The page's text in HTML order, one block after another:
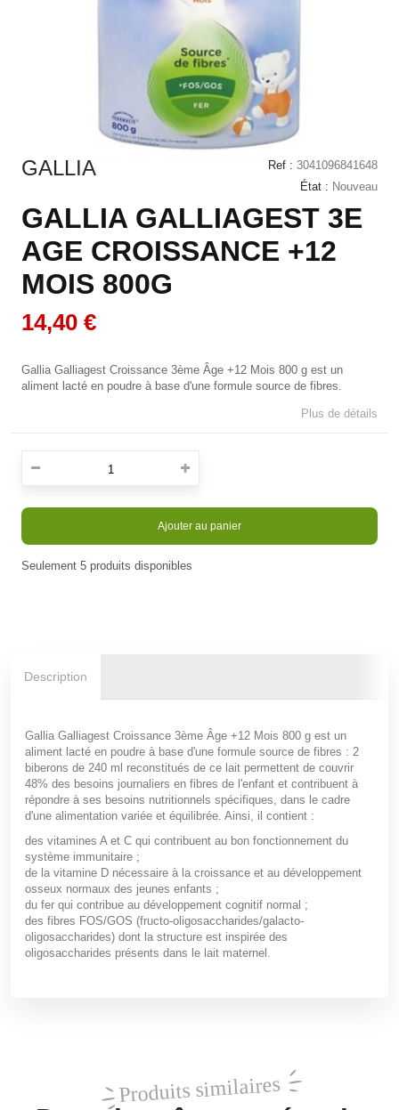
GALLIA Ref : 3041096841648
État : Nouveau
GALLIA GALLIAGEST 3E
AGE CROISSANCE +12
MOIS 800G
14,40 €
Gallia Galliagest Croissance 3ème Âge +12 Mois 800 g est un
aliment lacté en poudre à base d'une formule source de fibres.
Plus de détails
Ajouter au panier
Seulement 5 produits disponibles
Description
Gallia Galliagest Croissance 3ème Âge +12 Mois 800 g est un
aliment lacté en poudre à base d'une formule source de fibres : 2
biberons de 240 ml reconstitués de ce lait permettent de couvrir
48% des besoins journaliers en fibres de l'enfant et contribuent à
répondre à ses besoins nutritionnels spécifiques, dans le cadre
d'une alimentation variée et équilibrée. Ainsi, il contient :
des vitamines A et C qui contribuent au bon fonctionnement du
système immunitaire ;
de la vitamine D nécessaire à la croissance et au développement
osseux normaux des jeunes enfants ;
du fer qui contribue au développement cognitif normal ;
des fibres FOS/GOS (fructo-oligosaccharides/galacto-
oligosaccharides) dont la structure est inspirée des
oligosaccharides présents dans le lait maternel.
Produits similaires